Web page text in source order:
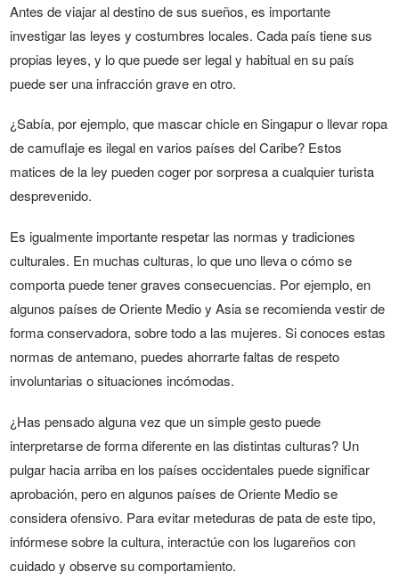
Antes de viajar al destino de sus sueños, es importante
investigar las leyes y costumbres locales. Cada país tiene sus
propias leyes, y lo que puede ser legal y habitual en su país
puede ser una infracción grave en otro.
¿Sabía, por ejemplo, que mascar chicle en Singapur o llevar ropa
de camuflaje es ilegal en varios países del Caribe? Estos
matices de la ley pueden coger por sorpresa a cualquier turista
desprevenido.
Es igualmente importante respetar las normas y tradiciones
culturales. En muchas culturas, lo que uno lleva o cómo se
comporta puede tener graves consecuencias. Por ejemplo, en
algunos países de Oriente Medio y Asia se recomienda vestir de
forma conservadora, sobre todo a las mujeres. Si conoces estas
normas de antemano, puedes ahorrarte faltas de respeto
involuntarias o situaciones incómodas.
¿Has pensado alguna vez que un simple gesto puede
interpretarse de forma diferente en las distintas culturas? Un
pulgar hacia arriba en los países occidentales puede significar
aprobación, pero en algunos países de Oriente Medio se
considera ofensivo. Para evitar meteduras de pata de este tipo,
infórmese sobre la cultura, interactúe con los lugareños con
cuidado y observe su comportamiento.